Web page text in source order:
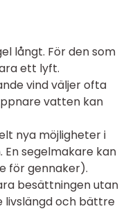
långt. För den som
ett lyft.
vind väljer ofta
vatten kan
nya möjligheter i
segelmakare kan
för gennaker).
besättningen utan
livslängd och bättre